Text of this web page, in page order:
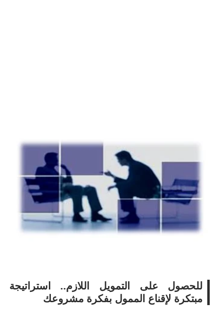
للحصول على التمويل اللازم.. استراتيجة
مبتكرة لإقناع الممول بفكرة مشروعك